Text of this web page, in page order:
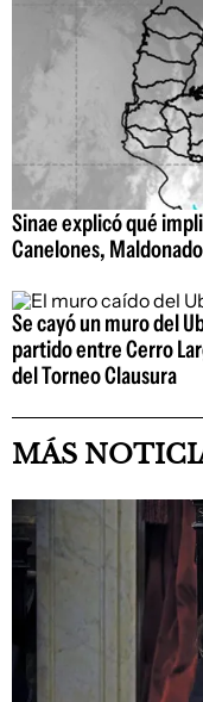
Sinae explicó qué
Canelones,
Se cayó un muro del
partido entre Cerro
del Torneo Clausura
MÁS